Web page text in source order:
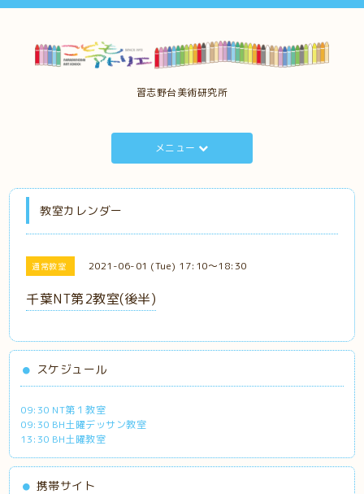
習志野台美術研究所
メニュー
教室カレンダー
通常教室 2021-06-01 (Tue) 17:10～18:30
千葉NT第2教室(後半)
スケジュール
09:30 NT第１教室
09:30 BH土曜デッサン教室
13:30 BH土曜教室
携帯サイト